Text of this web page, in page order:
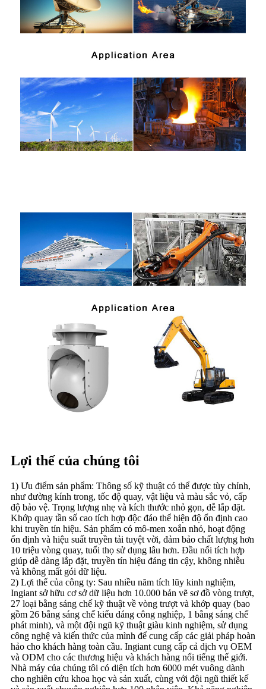
Lợi thế của chúng tôi
1) Ưu điểm sản phẩm: Thông số kỹ thuật có thể được tùy chỉnh,
như đường kính trong, tốc độ quay, vật liệu và màu sắc vỏ, cấp
độ bảo vệ. Trọng lượng nhẹ và kích thước nhỏ gọn, dễ lắp đặt.
Khớp quay tần số cao tích hợp độc đáo thể hiện độ ổn định cao
khi truyền tín hiệu. Sản phẩm có mô-men xoắn nhỏ, hoạt động
ổn định và hiệu suất truyền tải tuyệt vời, đảm bảo chất lượng hơn
10 triệu vòng quay, tuổi thọ sử dụng lâu hơn. Đầu nối tích hợp
giúp dễ dàng lắp đặt, truyền tín hiệu đáng tin cậy, không nhiễu
và không mất gói dữ liệu.
2) Lợi thế của công ty: Sau nhiều năm tích lũy kinh nghiệm,
Ingiant sở hữu cơ sở dữ liệu hơn 10.000 bản vẽ sơ đồ vòng trượt,
27 loại bằng sáng chế kỹ thuật về vòng trượt và khớp quay (bao
gồm 26 bằng sáng chế kiểu dáng công nghiệp, 1 bằng sáng chế
phát minh), và một đội ngũ kỹ thuật giàu kinh nghiệm, sử dụng
công nghệ và kiến ​​thức của mình để cung cấp các giải pháp hoàn
hảo cho khách hàng toàn cầu. Ingiant cung cấp cả dịch vụ OEM
và ODM cho các thương hiệu và khách hàng nổi tiếng thế giới.
Nhà máy của chúng tôi có diện tích hơn 6000 mét vuông dành
cho nghiên cứu khoa học và sản xuất, cùng với đội ngũ thiết kế